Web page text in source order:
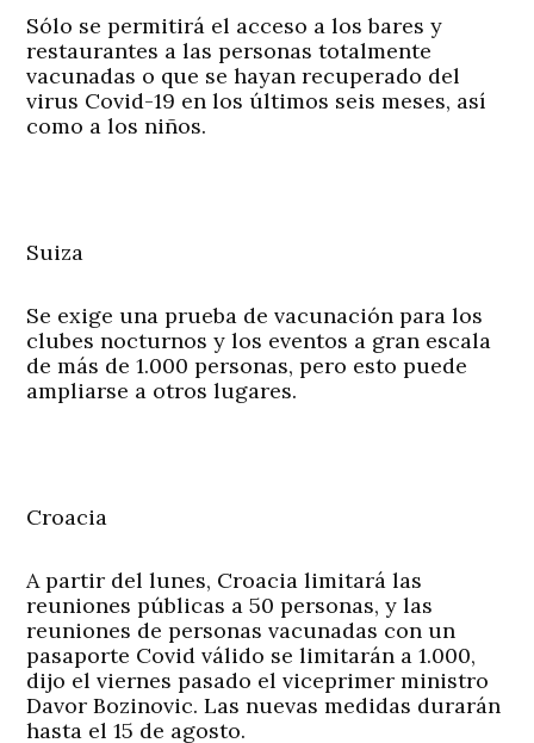
Sólo se permitirá el acceso a los bares y
restaurantes a las personas totalmente
vacunadas o que se hayan recuperado del
virus Covid-19 en los últimos seis meses, así
como a los niños.
Suiza
Se exige una prueba de vacunación para los
clubes nocturnos y los eventos a gran escala
de más de 1.000 personas, pero esto puede
ampliarse a otros lugares.
Croacia
A partir del lunes, Croacia limitará las
reuniones públicas a 50 personas, y las
reuniones de personas vacunadas con un
pasaporte Covid válido se limitarán a 1.000,
dijo el viernes pasado el viceprimer ministro
Davor Bozinovic. Las nuevas medidas durarán
hasta el 15 de agosto.